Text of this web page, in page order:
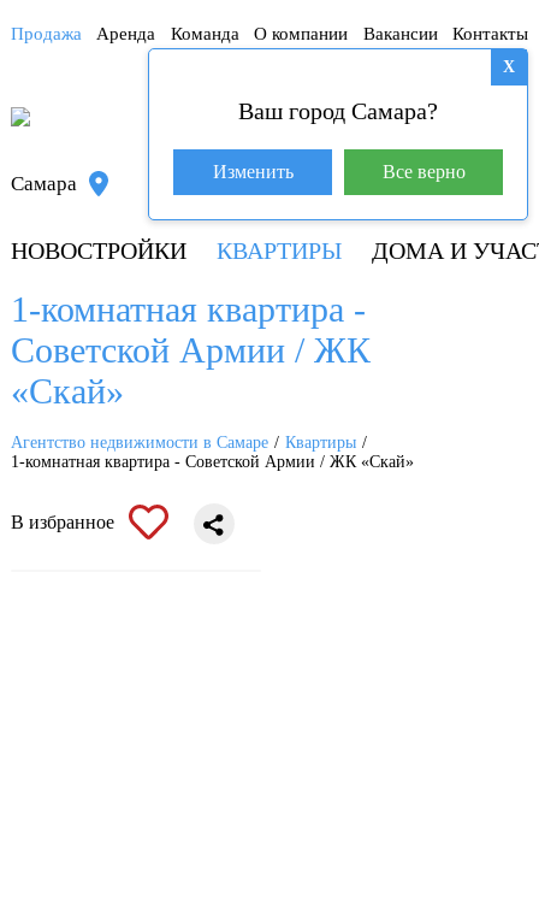
Продажа Аренда Команда О компании Вакансии Контакты
База покупателей (602)
Самара +7 917 145-78-45
НОВОСТРОЙКИ КВАРТИРЫ ДОМА И
X
Ваш город Самара?
Изменить Все верно
1-комнатная квартира -
Советской Армии / ЖК
«Скай»
Агентство недвижимости в Самаре
Квартиры
1-комнатная квартира - Советской Армии / ЖК «Скай»
В избранное